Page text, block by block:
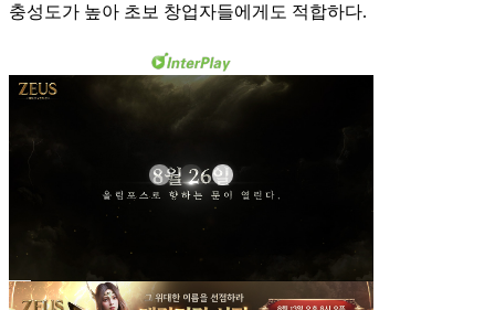
충성도가 높아 초보 창업자들에게도 적합하다.